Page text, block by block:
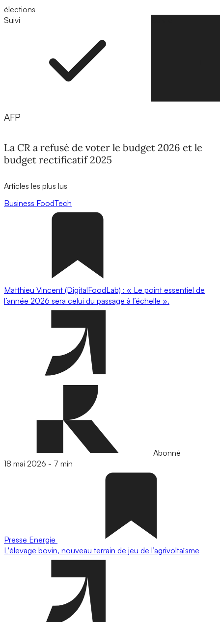
élections
Suivi
AFP
La CR a refusé de voter le budget 2026 et le
budget rectificatif 2025
Articles les plus lus
Business FoodTech
Matthieu Vincent (DigitalFoodLab) : « Le point essentiel de
l’année 2026 sera celui du passage à l’échelle ».
Abonné
18 mai 2026 - 7 min
Presse Energie
L'élevage bovin, nouveau terrain de jeu de l’agrivoltaïsme